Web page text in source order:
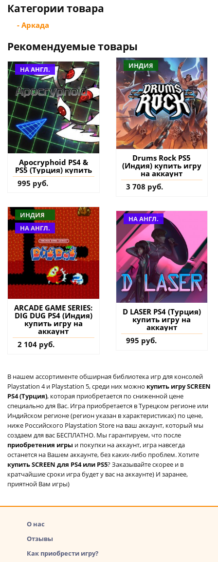
Категории товара
- Аркада
Рекомендуемые товары
НА АНГЛ.
Apocryphoid PS4 &
PS5 (Турция) купить
995 руб.
ИНДИЯ
Drums Rock PS5
(Индия) купить игру
на аккаунт
3 708 руб.
ИНДИЯ
НА АНГЛ.
ARCADE GAME SERIES:
DIG DUG PS4 (Индия)
купить игру на
аккаунт
2 104 руб.
НА АНГЛ.
D LASER PS4 (Турция)
купить игру на
аккаунт
995 руб.
В нашем ассортименте обширная библиотека игр для консолей
Playstation 4 и Playstation 5, среди них можно купить игру SCREEN
PS4 (Турция), которая приобретается по сниженной цене
специально для Вас. Игра приобретается в Турецком регионе или
Индийском регионе (регион указан в характеристиках) по цене,
ниже Российского Playstation Store на ваш аккаунт, который мы
создаем для вас БЕСПЛАТНО. Мы гарантируем, что после
приобретения игры и покупки на аккаунт, игра навсегда
останется на Вашем аккаунте, без каких-либо проблем. Хотите
купить SCREEN для PS4 или PS5? Заказывайте скорее и в
кратчайшие сроки игра будет у вас на аккаунте) И заранее,
приятной Вам игры)
О нас
Отзывы
Как приобрести игру?